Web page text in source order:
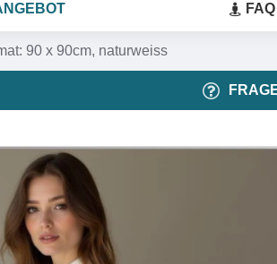
FAQ
90 x 90cm, naturweiss